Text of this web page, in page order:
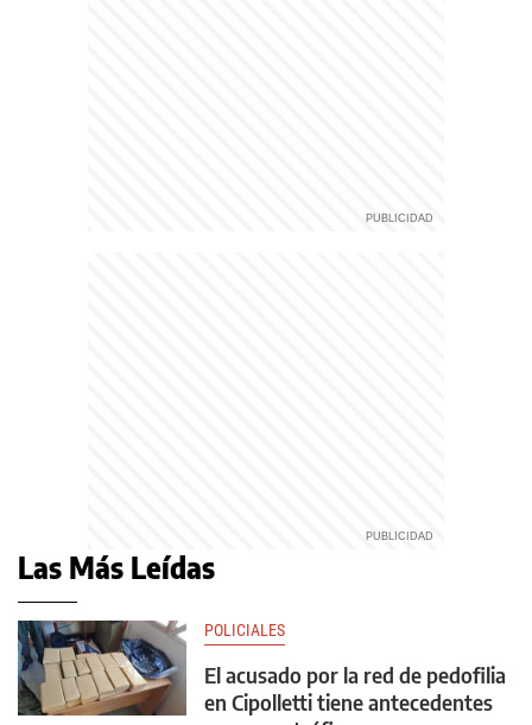
Las Más Leídas
POLICIALES
El acusado por la red de pedofilia
en Cipolletti tiene antecedentes